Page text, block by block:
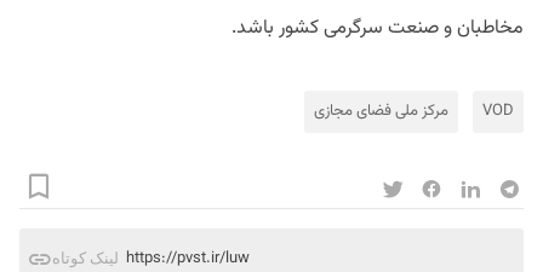
مخاطبان و صنعت سرگرمی کشور باشد.
VOD مرکز ملی فضای مجازی
لینک کوتاه https://pvst.ir/luw